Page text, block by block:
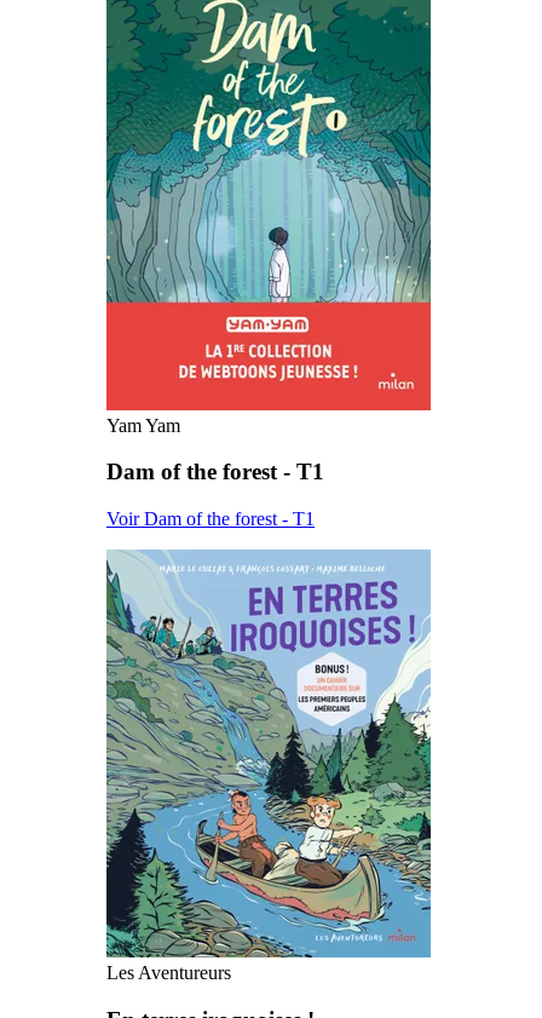
Yam Yam
Dam of the forest - T1
Voir Dam of the forest - T1
Les Aventureurs